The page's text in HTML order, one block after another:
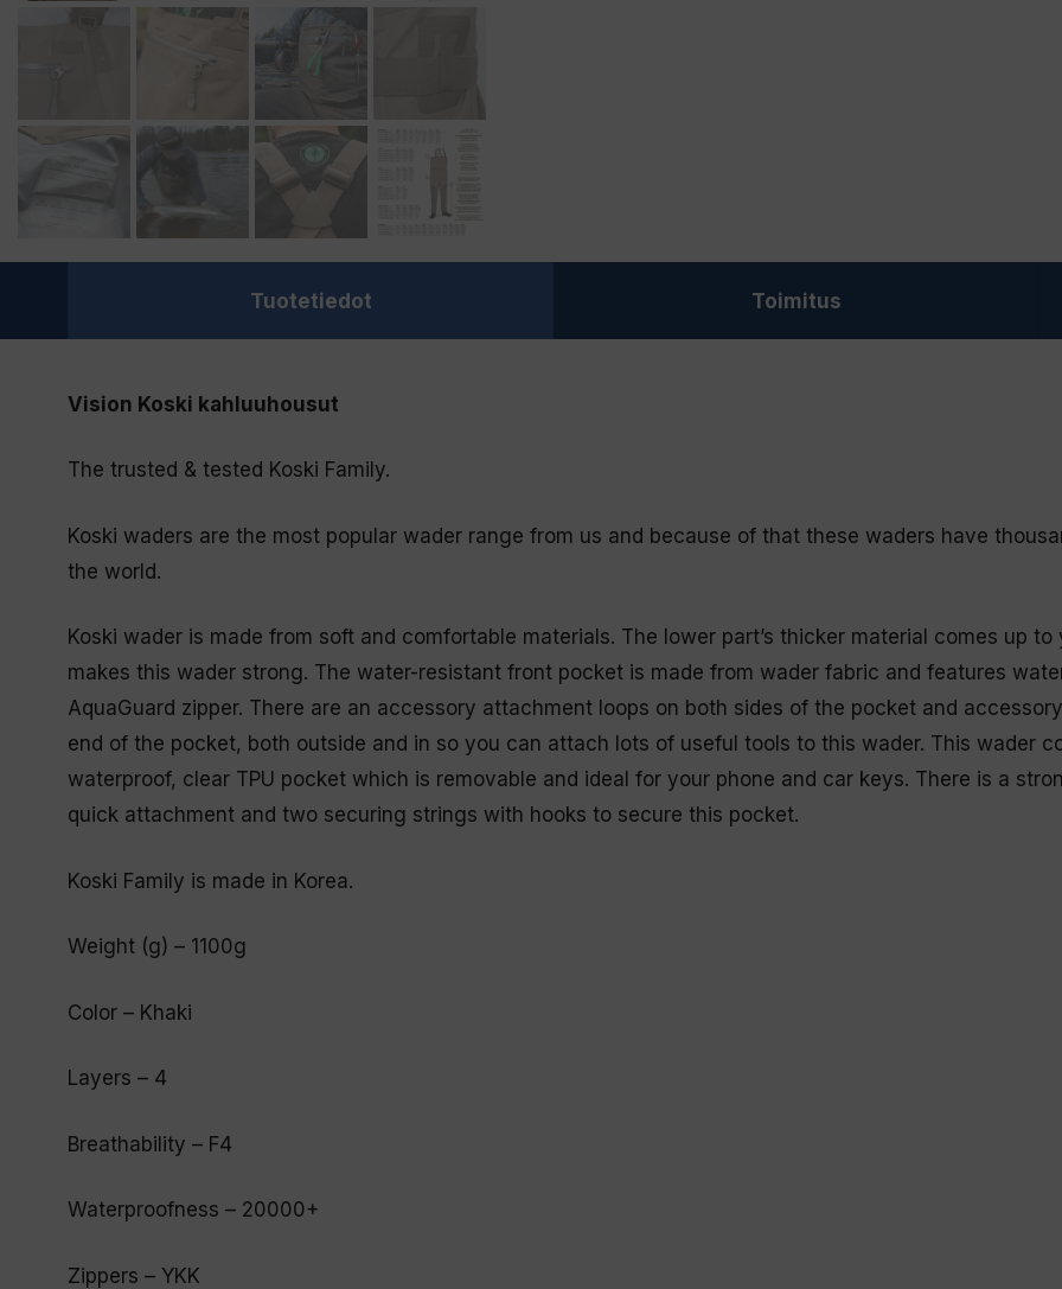
Tuotetiedot Toimitus
Vision Koski kahluuhousut
The trusted & tested Koski Family.
Koski waders are the most popular wader range from us and because of that these waders have
the world.
Koski wader is made from soft and comfortable materials. The lower part’s thicker material comes up
makes this wader strong. The water-resistant front pocket is made from wader fabric and features
AquaGuard zipper. There are an accessory attachment loops on both sides of the pocket and
end of the pocket, both outside and in so you can attach lots of useful tools to this wader. This wader
waterproof, clear TPU pocket which is removable and ideal for your phone and car keys. There is a
quick attachment and two securing strings with hooks to secure this pocket.
Koski Family is made in Korea.
Weight (g) – 1100g
Color – Khaki
Layers – 4
Breathability – F4
Waterproofness – 20000+
Zippers – YKK